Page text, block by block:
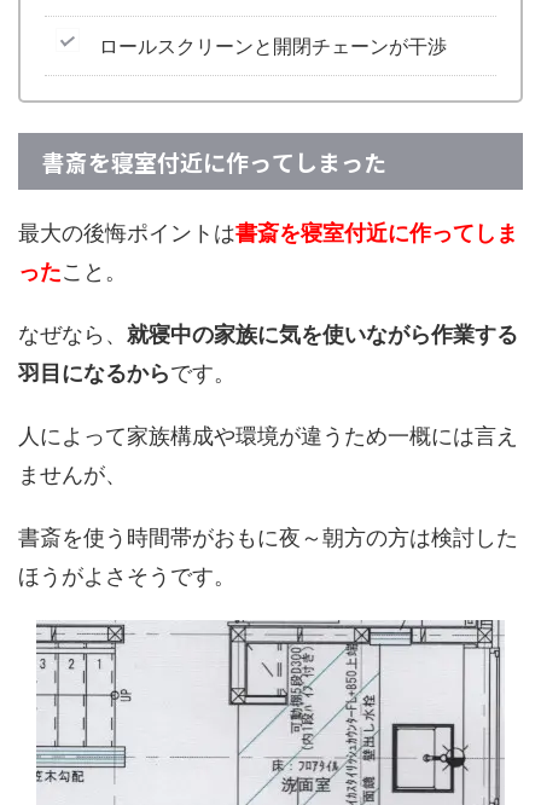
ロールスクリーンと開閉チェーンが干渉
書斎を寝室付近に作ってしまった
最大の後悔ポイントは書斎を寝室付近に作ってしま
ったこと。
なぜなら、 就寝中の家族に気を使いながら作業する
羽目になるからです。
人によって家族構成や環境が違うため一概には言え
ませんが、
書斎を使う時間帯がおもに夜～朝方の方は検討した
ほうがよさそうです。